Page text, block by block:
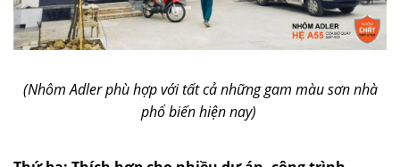
(Nhôm Adler phù hợp với tất cả những gam màu sơn nhà
phổ biến hiện nay)